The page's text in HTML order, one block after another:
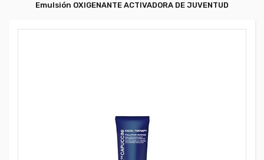
Emulsión OXIGENANTE ACTIVADORA DE JUVENTUD